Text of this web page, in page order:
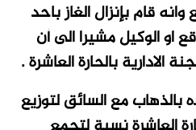
قام بإنزال الغاز باحد
او الوكيل مشيرا الى أن
الادارية بالحارة العاشرة .
بالذهاب مع السائق لتوزيع